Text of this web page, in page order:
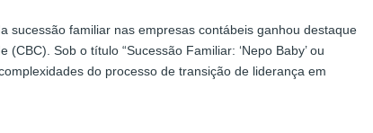
sucessão familiar nas empresas contábeis ganhou destaque
Sob o título “Sucessão Familiar: ‘Nepo Baby’ ou
do processo de transição de liderança em